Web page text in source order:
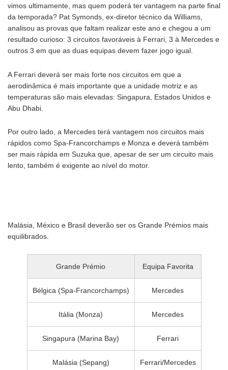
vimos ultimamente, mas quem poderá ter vantagem na parte final
da temporada? Pat Symonds, ex-diretor técnico da Williams,
analisou as provas que faltam realizar este ano e chegou a um
resultado curioso: 3 circuitos favoráveis à Ferrari, 3 à Mercedes e
outros 3 em que as duas equipas devem fazer jogo igual.
A Ferrari deverá ser mais forte nos circuitos em que a
aerodinâmica é mais importante que a unidade motriz e as
temperaturas são mais elevadas: Singapura, Estados Unidos e
Abu Dhabi.
Por outro lado, a Mercedes terá vantagem nos circuitos mais
rápidos como Spa-Francorchamps e Monza e deverá também
ser mais rápida em Suzuka que, apesar de ser um circuito mais
lento, também é exigente ao nível do motor.
Malásia, México e Brasil deverão ser os Grande Prémios mais
equilibrados.
Grande Prémio Equipa Favorita
Bélgica (Spa-Francorchamps) Mercedes
Itália (Monza) Mercedes
Singapura (Marina Bay) Ferrari
Malásia (Sepang) Ferrari/Mercedes